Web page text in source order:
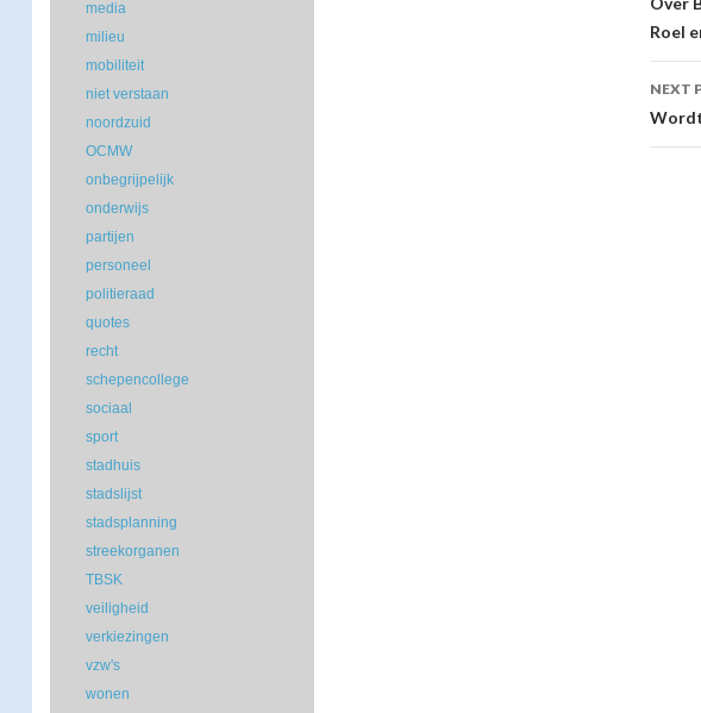
Roel
NEXT
media
milieu
mobiliteit
niet verstaan
noordzuid
OCMW
onbegrijpelijk
onderwijs
partijen
personeel
politieraad
quotes
recht
schepencollege
sociaal
sport
stadhuis
stadslijst
stadsplanning
streekorganen
TBSK
veiligheid
verkiezingen
vzw's
wonen